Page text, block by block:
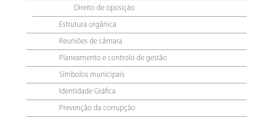
Direito de oposição
Estrutura orgânica
Reuniões de câmara
Planeamento e controlo de gestão
Símbolos municipais
Identidade Gráfica
Prevenção da corrupção